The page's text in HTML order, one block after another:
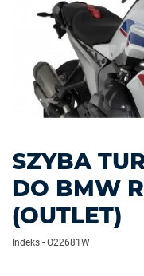
SZYBA
DO BMW
(OUTLET)
Indeks - O22681W